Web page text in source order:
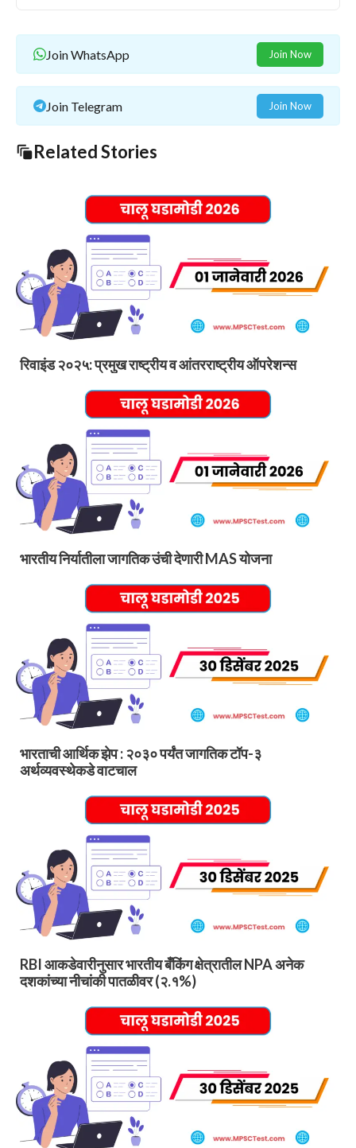
Join WhatsApp Join Now
Join Telegram Join Now
Related Stories
रिवाइंड २०२५: प्रमुख राष्ट्रीय व आंतरराष्ट्रीय ऑपरेशन्स
भारतीय निर्यातीला जागतिक उंची देणारी MAS योजना
भारताची आर्थिक झेप : २०३० पर्यंत जागतिक टॉप-३
अर्थव्यवस्थेकडे वाटचाल
RBI आकडेवारीनुसार भारतीय बँकिंग क्षेत्रातील NPA अनेक
दशकांच्या नीचांकी पातळीवर (२.१%)